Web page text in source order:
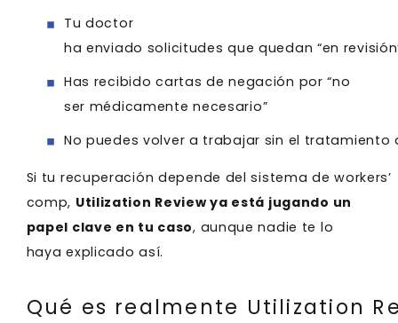
Tu doctor
ha enviado solicitudes que quedan “en
Has recibido cartas de negación por “no
ser médicamente necesario”
No puedes volver a trabajar sin el
Si tu recuperación depende del sistema de workers’
comp, Utilization Review ya está jugando un
papel clave en tu caso, aunque nadie te lo
haya explicado así.
Qué es realmente Utilization